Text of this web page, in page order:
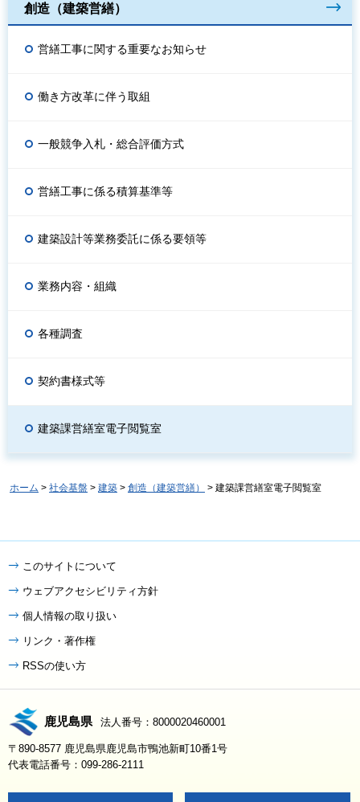
創造（建築営繕）
営繕工事に関する重要なお知らせ
働き方改革に伴う取組
一般競争入札・総合評価方式
営繕工事に係る積算基準等
建築設計等業務委託に係る要領等
業務内容・組織
各種調査
契約書様式等
建築課営繕室電子閲覧室
ホーム > 社会基盤 > 建築 > 創造（建築営繕） > 建築課営繕室電子閲覧室
このサイトについて
ウェブアクセシビリティ方針
個人情報の取り扱い
リンク・著作権
RSSの使い方
鹿児島県 法人番号：8000020460001
〒890-8577 鹿児島県鹿児島市鴨池新町10番1号
代表電話番号：099-286-2111